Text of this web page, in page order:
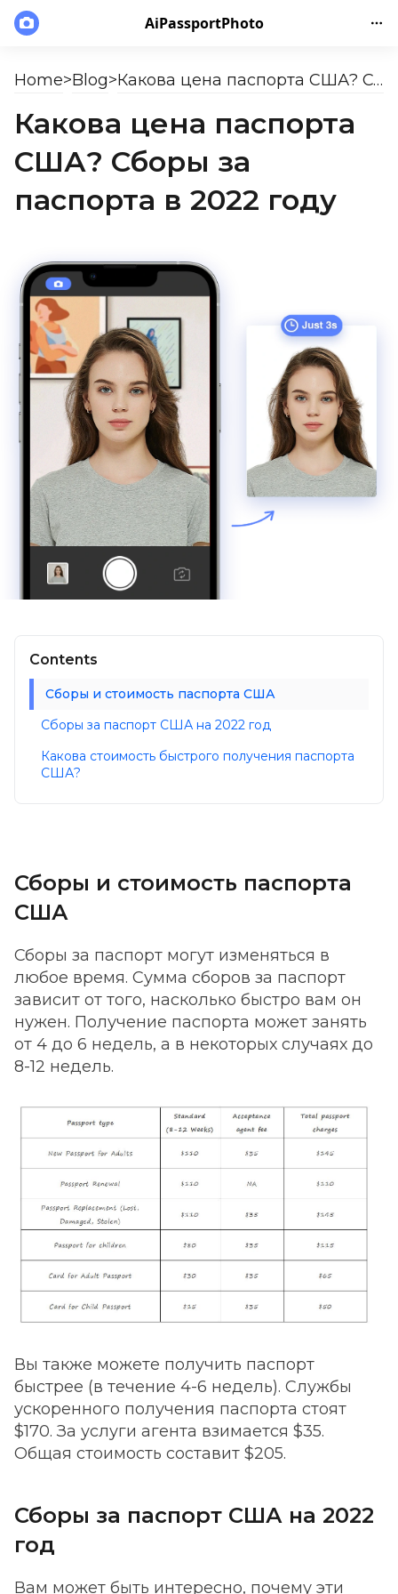
AiPassportPhoto
Home>Blog> Какова цена паспорта США? Сборы за паспорта в 2022 году
Какова цена паспорта
США? Сборы за
паспорта в 2022 году
Contents
Сборы и стоимость паспорта США
Сборы за паспорт США на 2022 год
Какова стоимость быстрого получения паспорта
США?
Сборы и стоимость паспорта
США
Сборы за паспорт могут изменяться в
любое время. Сумма сборов за паспорт
зависит от того, насколько быстро вам он
нужен. Получение паспорта может занять
от 4 до 6 недель, а в некоторых случаях до
8-12 недель.
Вы также можете получить паспорт
быстрее (в течение 4-6 недель). Службы
ускоренного получения паспорта стоят
$170. За услуги агента взимается $35.
Общая стоимость составит $205.
Сборы за паспорт США на 2022
год
Вам может быть интересно, почему эти